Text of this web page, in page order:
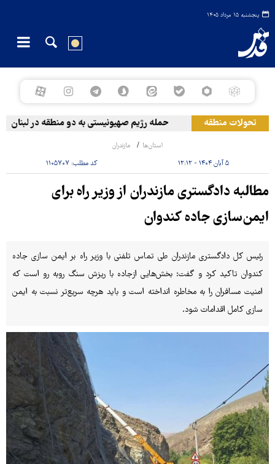
پنجشنبه ۱۵ مرداد ۱۴۰۵
تحولات منطقه حمله رژیم صهیونیستی به دو منطقه در لبنان
استان‌ها مازندران
۵ آبان ۱۴۰۴ - ۱۲:۱۲ کد مطلب: ۱۱۰۵۷۰۷
مطالبه دادگستری مازندران از وزیر راه برای
ایمن‌سازی جاده کندوان
رئیس کل دادگستری مازندران طی تماس تلفنی با وزیر راه بر ایمن سازی جاده
کندوان تاکید کرد و گفت: بخش‌هایی ازجاده با ریزش سنگ روبه رو است که
امنیت مسافران را به مخاطره انداخته است و باید هرچه سریع‌تر نسبت به ایمن
سازی کامل اقدامات شود.